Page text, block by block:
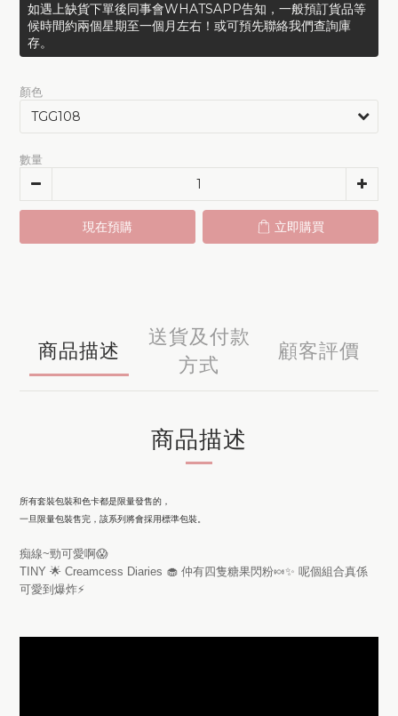
如遇上缺貨下單後同事會WHATSAPP告知，一般預訂貨品等
候時間約兩個星期至一個月左右！或可預先聯絡我們查詢庫
存。
顏色
數量
現在預購 立即購買
商品描述
送貨及付款
方式
顧客評價
商品描述
所有套裝包裝和色卡都是限量發售的，
一旦限量包裝售完，該系列將會採用標準包裝。
痴線~勁可愛啊😱
TINY 🌟 Creamcess Diaries 🧁 仲有四隻糖果閃粉🍬✨ 呢個組合真係
可愛到爆炸⚡️